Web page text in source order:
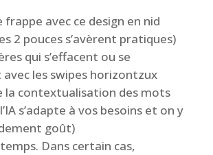
frappe avec ce design en nid
2 pouces s’avèrent pratiques)
qui s’effacent ou se
les swipes horizontzux
la contextualisation des mots
s’adapte à vos besoins et on y
goût)
Dans certain cas,